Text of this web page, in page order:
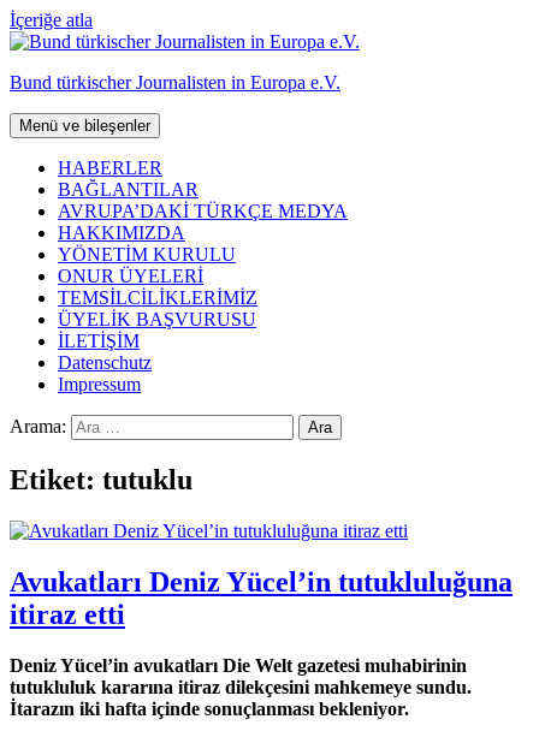
İçeriğe atla
Bund türkischer Journalisten in Europa e.V.
Menü ve bileşenler
HABERLER
BAĞLANTILAR
AVRUPA’DAKİ TÜRKÇE MEDYA
HAKKIMIZDA
YÖNETİM KURULU
ONUR ÜYELERİ
TEMSİLCİLİKLERİMİZ
ÜYELİK BAŞVURUSU
İLETİŞİM
Datenschutz
Impressum
Arama:
Etiket: tutuklu
Avukatları Deniz Yücel’in tutukluluğuna
itiraz etti
Deniz Yücel’in avukatları Die Welt gazetesi muhabirinin
tutukluluk kararına itiraz dilekçesini mahkemeye sundu.
İtarazın iki hafta içinde sonuçlanması bekleniyor.